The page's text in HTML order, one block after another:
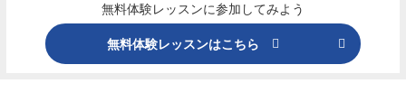
無料体験レッスンに参加してみよう
無料体験レッスンはこちら